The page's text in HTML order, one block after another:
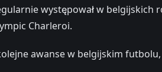
występował w belgijskich
Charleroi.
awanse w belgijskim